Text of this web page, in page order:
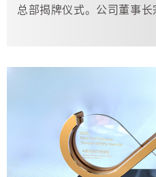
总部揭牌仪式。公司董事长